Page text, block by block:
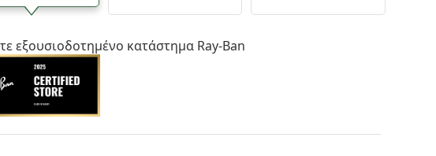
εξουσιοδοτημένο κατάστημα Ray-Ban